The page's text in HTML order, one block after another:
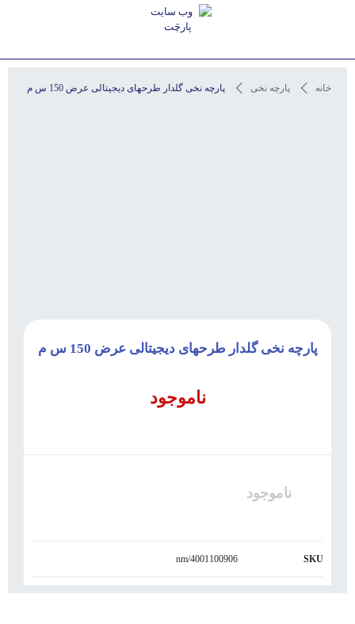
خانه پارچه نخی پارچه نخی گلدار طرحهای دیجیتالی عرض 150 س م
پارچه نخی گلدار طرحهای دیجیتالی عرض 150 س م
ناموجود
ناموجود
SKU
4001100906/nm
استعلام آخرین قیمت و مشاوره